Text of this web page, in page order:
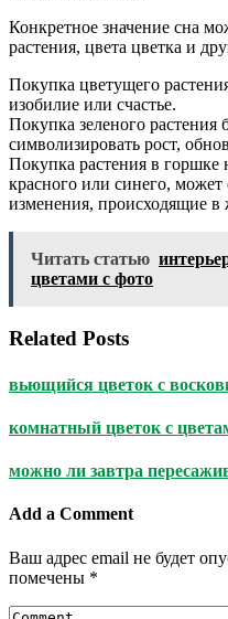
Конкретное значение сна
растения, цвета цветка и
Покупка цветущего
изобилие или счастье.
Покупка зеленого растения
символизировать рост,
Покупка растения в горшке
красного или синего,
изменения, происходящие в
Читать статью
цветами с фото
Related Posts
вьющийся цветок с
комнатный цветок с
можно ли завтра
Add a Comment
Ваш адрес email не будет
помечены *